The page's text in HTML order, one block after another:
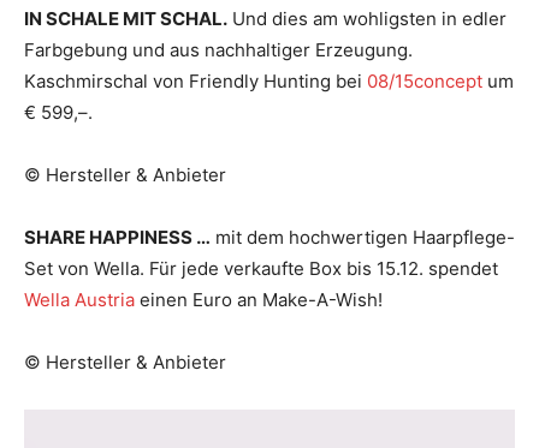
IN SCHALE MIT SCHAL. Und dies am wohligsten in edler
Farbgebung und aus nachhaltiger Erzeugung.
Kaschmirschal von Friendly Hunting bei 08/15concept um
€ 599,–.
© Hersteller & Anbieter
SHARE HAPPINESS … mit dem hochwertigen Haarpflege-
Set von Wella. Für jede verkaufte Box bis 15.12. spendet
Wella Austria einen Euro an Make-A-Wish!
© Hersteller & Anbieter